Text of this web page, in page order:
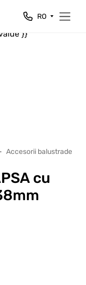
}}
RO
Accesorii balustrade si
cu